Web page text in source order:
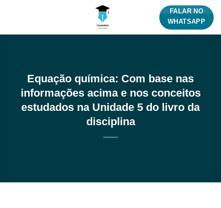
FALAR NO
WHATSAPP
Equação química: Com base nas
informações acima e nos conceitos
estudados na Unidade 5 do livro da
disciplina